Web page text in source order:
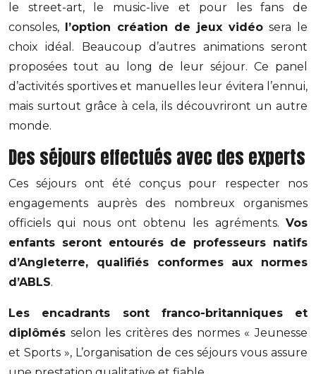
le street-art, le music-live et pour les fans de
consoles, l’option création de jeux vidéo sera le
choix idéal. Beaucoup d’autres animations seront
proposées tout au long de leur séjour. Ce panel
d’activités sportives et manuelles leur évitera l’ennui,
mais surtout grâce à cela, ils découvriront un autre
monde.
Des séjours effectués avec des experts
Ces séjours ont été conçus pour respecter nos
engagements auprès des nombreux organismes
officiels qui nous ont obtenu les agréments. Vos
enfants seront entourés de professeurs natifs
d’Angleterre, qualifiés conformes aux normes
d’ABLS.
Les encadrants sont franco-britanniques et
diplômés selon les critères des normes « Jeunesse
et Sports », L’organisation de ces séjours vous assure